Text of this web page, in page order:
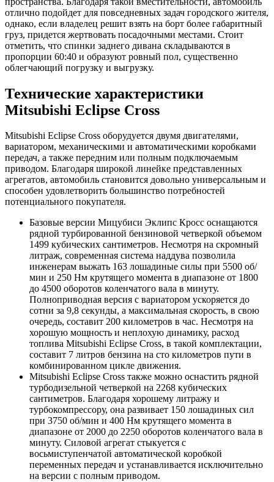
отлично подойдет для повседневных задач городского жителя,
однако, если владелец решит взять на борт более габаритный
груз, придется жертвовать посадочными местами. Стоит
отметить, что спинки заднего дивана складываются в
пропорции 60:40 и образуют ровный пол, существенно
облегчающий погрузку и выгрузку.
Технические характеристики
Mitsubishi Eclipse Cross
Mitsubishi Eclipse Cross оборудуется двумя двигателями,
вариатором, механическими и автоматическими коробками
передач, а также передним или полным подключаемым
приводом. Благодаря широкой линейке представленных
агрегатов, автомобиль становится довольно универсальным и
способен удовлетворить большинство потребностей
потенциального покупателя.
Базовые версии Мицубиси Эклипс Кросс оснащаются
рядной турбированной бензиновой четверкой объемом
1499 кубических сантиметров. Несмотря на скромный
литраж, современная система наддува позволила
инженерам выжать 163 лошадиные силы при 5500 об/
мин и 250 Нм крутящего момента в диапазоне от 1800
до 4500 оборотов коленчатого вала в минуту.
Полноприводная версия с вариатором ускоряется до
сотни за 9,8 секунды, а максимальная скорость, в свою
очередь, составит 200 километров в час. Несмотря на
хорошую мощность и неплохую динамику, расход
топлива Mitsubishi Eclipse Cross, в такой комплектации,
составит 7 литров бензина на сто километров пути в
комбинированном цикле движения.
Mitsubishi Eclipse Cross также можно оснастить рядной
турбодизельной четверкой на 2268 кубических
сантиметров. Благодаря хорошему литражу и
турбокомпрессору, она развивает 150 лошадиных сил
при 3750 об/мин и 400 Нм крутящего момента в
диапазоне от 2000 до 2250 оборотов коленчатого вала в
минуту. Силовой агрегат стыкуется с
восьмиступенчатой автоматической коробкой
переменных передач и устанавливается исключительно
на версии с полным приводом.